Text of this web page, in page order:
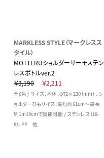
MARKLESS STYLE（マークレスス
タイル）
MOTTERUショルダーサーモステン
レスボトルver.2
￥3,190
￥2,211
全6色 / サイズ：本体：φ72×230（mm） 、シ
ョルダーひもサイズ：最短約61cm～最長
約1m19cmで調節可能 / ステンレス（18-
8）､PP 他